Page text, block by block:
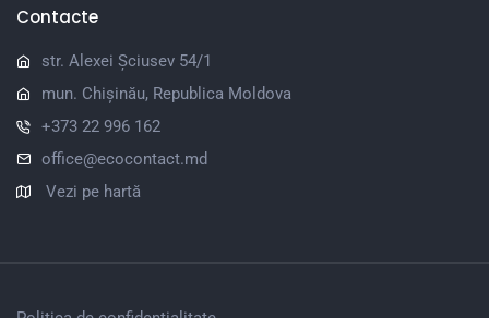
Contacte
str. Alexei Șciusev 54/1
mun. Chișinău, Republica Moldova
+373 22 996 162
office@ecocontact.md
Vezi pe hartă